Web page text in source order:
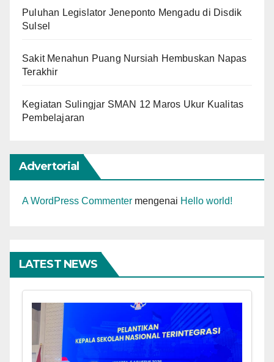
Puluhan Legislator Jeneponto Mengadu di Disdik
Sulsel
Sakit Menahun Puang Nursiah Hembuskan Napas
Terakhir
Kegiatan Sulingjar SMAN 12 Maros Ukur Kualitas
Pembelajaran
Advertorial
A WordPress Commenter mengenai Hello world!
LATEST NEWS